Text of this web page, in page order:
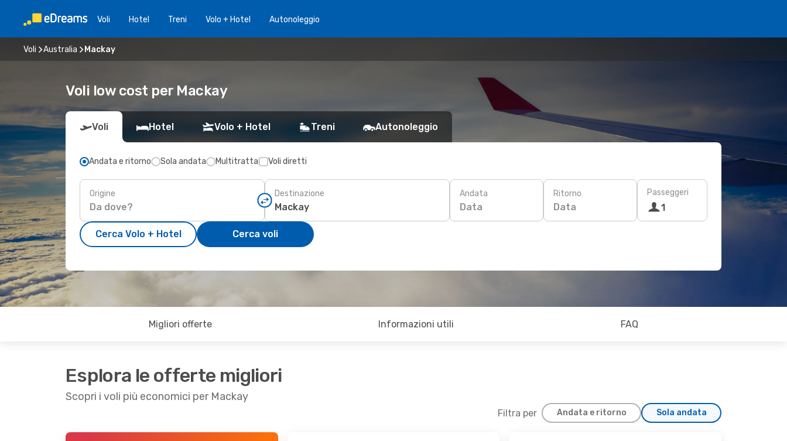
Voli Hotel Treni Volo + Hotel Autonoleggio
Voli Australia Mackay
Voli low cost per Mackay
Voli Hotel Volo + Hotel Treni Autonoleggio
Andata e ritorno Sola andata Multitratta Voli diretti
Origine Destinazione Andata
Data
Ritorno
Data
Passeggeri
1
Cerca Volo + Hotel Cerca voli
Migliori offerte Informazioni utili FAQ
Esplora le offerte migliori
Scopri i voli più economici per Mackay
Filtra per Andata e ritorno Sola andata